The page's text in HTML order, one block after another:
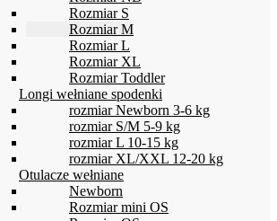
Rozmiar S
Rozmiar M
Rozmiar L
Rozmiar XL
Rozmiar Toddler
Longi wełniane spodenki
rozmiar Newborn 3-6 kg
rozmiar S/M 5-9 kg
rozmiar L 10-15 kg
rozmiar XL/XXL 12-20 kg
Otulacze wełniane
Newborn
Rozmiar mini OS